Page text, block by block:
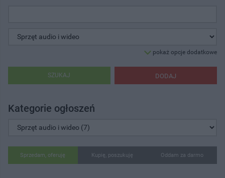
pokaż opcje dodatkowe
DODAJ
SZUKAJ
Kategorie ogłoszeń
Sprzedam, oferuję Kupię, poszukuję Oddam za darmo